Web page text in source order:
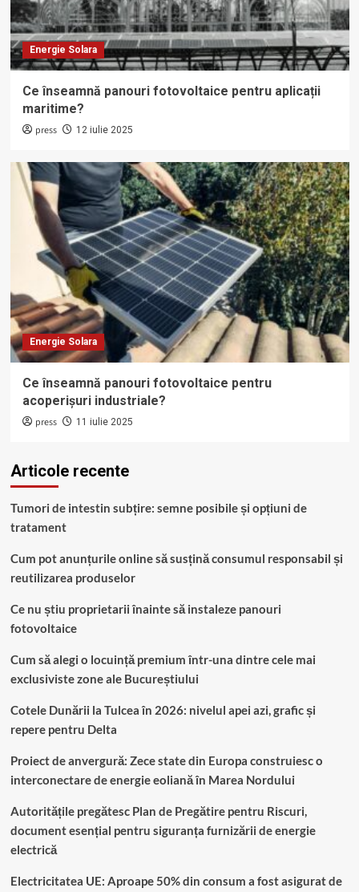
Energie Solara
Ce înseamnă panouri fotovoltaice pentru aplicații
maritime?
press 12 iulie 2025
Energie Solara
Ce înseamnă panouri fotovoltaice pentru
acoperișuri industriale?
press 11 iulie 2025
Articole recente
Tumori de intestin subțire: semne posibile și opțiuni de
tratament
Cum pot anunțurile online să susțină consumul responsabil și
reutilizarea produselor
Ce nu știu proprietarii înainte să instaleze panouri
fotovoltaice
Cum să alegi o locuință premium într-una dintre cele mai
exclusiviste zone ale Bucureștiului
Cotele Dunării la Tulcea în 2026: nivelul apei azi, grafic și
repere pentru Delta
Proiect de anvergură: Zece state din Europa construiesc o
interconectare de energie eoliană în Marea Nordului
Autoritățile pregătesc Plan de Pregătire pentru Riscuri,
document esențial pentru siguranța furnizării de energie
electrică
Electricitatea UE: Aproape 50% din consum a fost asigurat de